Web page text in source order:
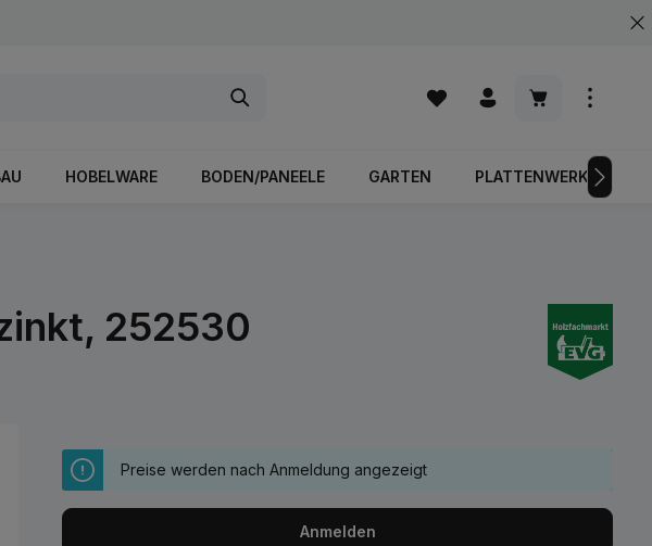
Warenkorb
HOBELWARE BODEN/PANEELE GARTEN PLATTENWERKSTOFFE
252530
Preise werden nach Anmeldung angezeigt
Anmelden